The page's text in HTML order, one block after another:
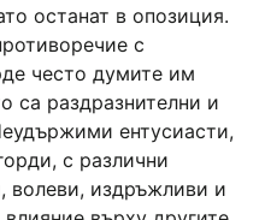
останат в опозиция.
с
често думите им
са раздразнителни и
ентусиасти,
с различни
волеви, издръжливи и